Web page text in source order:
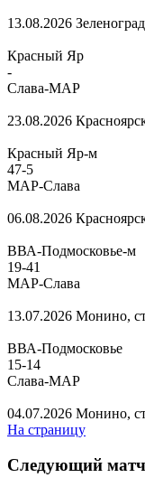
13.08.2026
Красный Яр
-
Слава-МАР
23.08.2026
Красный Яр-м
47-5
МАР-Слава
06.08.2026
ВВА-Подмосковье-м
19-41
МАР-Слава
13.07.2026 Монино,
ВВА-Подмосковье
15-14
Слава-МАР
04.07.2026 Монино,
На страницу
Следующий матч